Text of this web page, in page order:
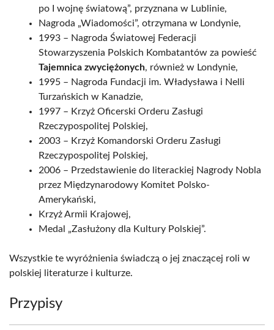
po I wojnę światową”, przyznana w Lublinie,
Nagroda „Wiadomości”, otrzymana w Londynie,
1993 – Nagroda Światowej Federacji
Stowarzyszenia Polskich Kombatantów za powieść
Tajemnica zwyciężonych, również w Londynie,
1995 – Nagroda Fundacji im. Władysława i Nelli
Turzańskich w Kanadzie,
1997 – Krzyż Oficerski Orderu Zasługi
Rzeczypospolitej Polskiej,
2003 – Krzyż Komandorski Orderu Zasługi
Rzeczypospolitej Polskiej,
2006 – Przedstawienie do literackiej Nagrody Nobla
przez Międzynarodowy Komitet Polsko-
Amerykański,
Krzyż Armii Krajowej,
Medal „Zasłużony dla Kultury Polskiej”.
Wszystkie te wyróżnienia świadczą o jej znaczącej roli w
polskiej literaturze i kulturze.
Przypisy